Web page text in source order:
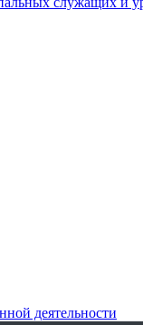
деятельности